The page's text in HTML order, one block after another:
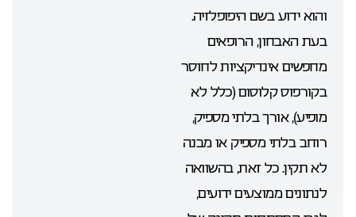
והוא ידוע בשם היפופלזיה.
בעת האבחון, הרופאים
מחפשים אינדיקציות לחוסר
בקורפוס קלוסום (כלל לא
מופיע), אורך בלתי מספיק,
רוחב בלתי מספיק או מבנה
לא תקין. כל זאת, בהשוואה
לנתונים ממוצעים ידועים,